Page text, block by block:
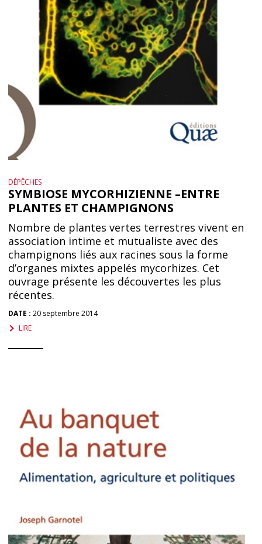
DÉPÊCHES
SYMBIOSE MYCORHIZIENNE –ENTRE
PLANTES ET CHAMPIGNONS
Nombre de plantes vertes terrestres vivent en
association intime et mutualiste avec des
champignons liés aux racines sous la forme
d’organes mixtes appelés mycorhizes. Cet
ouvrage présente les découvertes les plus
récentes.
DATE : 20 septembre 2014
LIRE